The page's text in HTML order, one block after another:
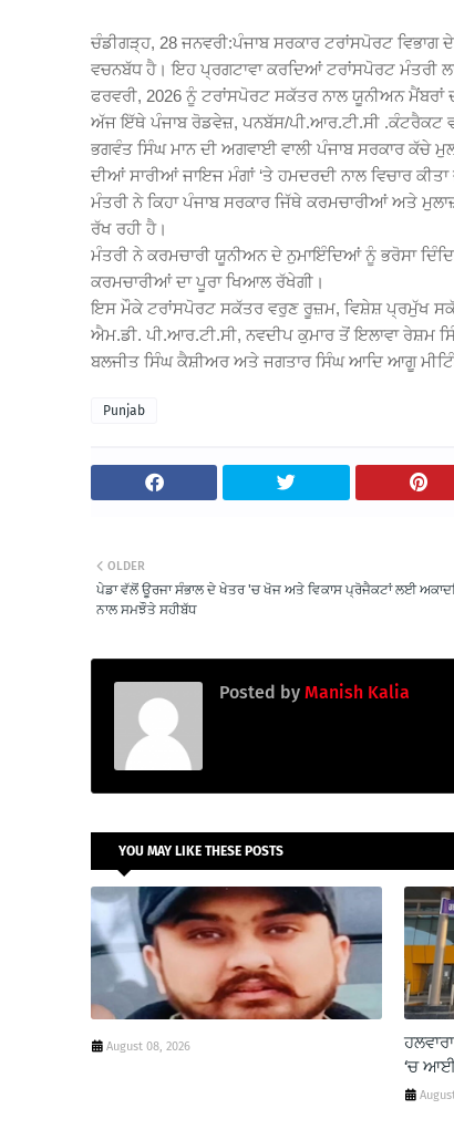
ਚੰਡੀਗੜ੍ਹ, 28 ਜਨਵਰੀ:ਪੰਜਾਬ ਸਰਕਾਰ ਟਰਾਂਸਪੋਰਟ
ਵਚਨਬੱਧ ਹੈ। ਇਹ ਪ੍ਰਗਟਾਵਾ ਕਰਦਿਆਂ ਟਰਾਂਸਪੋਰਟ ਮੰਤਰੀ
ਫਰਵਰੀ, 2026 ਨੂੰ ਟਰਾਂਸਪੋਰਟ ਸਕੱਤਰ ਨਾਲ ਯੂਨੀਅਨ ਮੈਂਬਰਾਂ
ਅੱਜ ਇੱਥੇ ਪੰਜਾਬ ਰੋਡਵੇਜ਼, ਪਨਬੱਸ/ਪੀ.ਆਰ.ਟੀ.ਸੀ .ਕੰਟਰੈਕਟ
ਭਗਵੰਤ ਸਿੰਘ ਮਾਨ ਦੀ ਅਗਵਾਈ ਵਾਲੀ ਪੰਜਾਬ ਸਰਕਾਰ ਕੱਚੇ
ਦੀਆਂ ਸਾਰੀਆਂ ਜਾਇਜ ਮੰਗਾਂ ‘ਤੇ ਹਮਦਰਦੀ ਨਾਲ ਵਿਚਾਰ ਕੀਤਾ
ਮੰਤਰੀ ਨੇ ਕਿਹਾ ਪੰਜਾਬ ਸਰਕਾਰ ਜਿੱਥੇ ਕਰਮਚਾਰੀਆਂ ਅਤੇ
ਰੱਖ ਰਹੀ ਹੈ।
ਮੰਤਰੀ ਨੇ ਕਰਮਚਾਰੀ ਯੂਨੀਅਨ ਦੇ ਨੁਮਾਇੰਦਿਆਂ ਨੂੰ ਭਰੋਸਾ
ਕਰਮਚਾਰੀਆਂ ਦਾ ਪੂਰਾ ਖਿਆਲ ਰੱਖੇਗੀ।
ਇਸ ਮੌਕੇ ਟਰਾਂਸਪੋਰਟ ਸਕੱਤਰ ਵਰੁਣ ਰੂਜ਼ਮ, ਵਿਸ਼ੇਸ਼ ਪ੍ਰਮੁੱਖ
ਐਮ.ਡੀ. ਪੀ.ਆਰ.ਟੀ.ਸੀ, ਨਵਦੀਪ ਕੁਮਾਰ ਤੋਂ ਇਲਾਵਾ ਰੇਸ਼ਮ
ਬਲਜੀਤ ਸਿੰਘ ਕੈਸ਼ੀਅਰ ਅਤੇ ਜਗਤਾਰ ਸਿੰਘ ਆਦਿ ਆਗੂ
Punjab
OLDER
ਪੇਡਾ ਵੱਲੋਂ ਊਰਜਾ ਸੰਭਾਲ ਦੇ ਖੇਤਰ 'ਚ ਖੋਜ ਅਤੇ ਵਿਕਾਸ ਪ੍ਰੋਜੈਕਟਾਂ ਲਈ
ਨਾਲ ਸਮਝੌਤੇ ਸਹੀਬੱਧ
Posted by Manish Kalia
YOU MAY LIKE THESE POSTS
August 08, 2026
‘ਚ ਆਈ